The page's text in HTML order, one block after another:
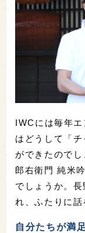
IWCには毎年
はどうして「
ができたので
郎右衛門 純米
でしょうか。
れ、ふたりに話
自分たちが満